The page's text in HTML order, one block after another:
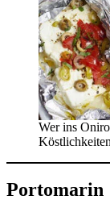
Wer ins
Portomarin